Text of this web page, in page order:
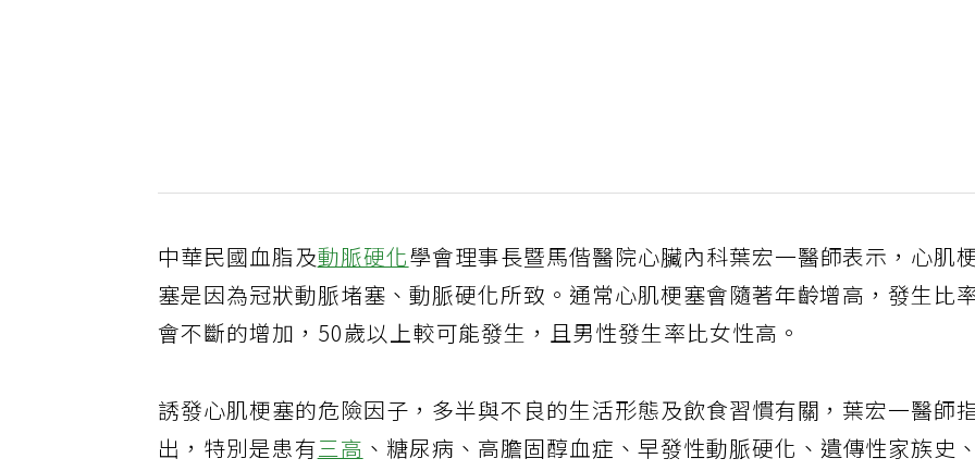
中華民國血脂及動脈硬化學會理事長暨馬偕醫院心臟內科葉宏一醫師表示，心肌
塞是因為冠狀動脈堵塞、動脈硬化所致。通常心肌梗塞會隨著年齡增高，發生比
會不斷的增加，50歲以上較可能發生，且男性發生率比女性高。
誘發心肌梗塞的危險因子，多半與不良的生活形態及飲食習慣有關，葉宏一醫師
出，特別是患有三高 、糖尿病、高膽固醇血症、早發性動脈硬化、遺傳性家族史